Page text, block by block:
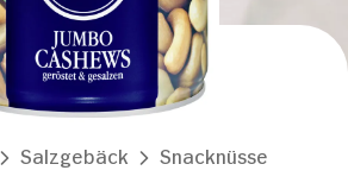
Salzgebäck Snacknüsse